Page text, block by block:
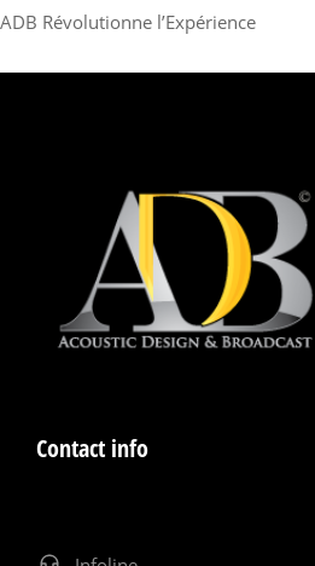
ADB Révolutionne l’Expérience
Contact info